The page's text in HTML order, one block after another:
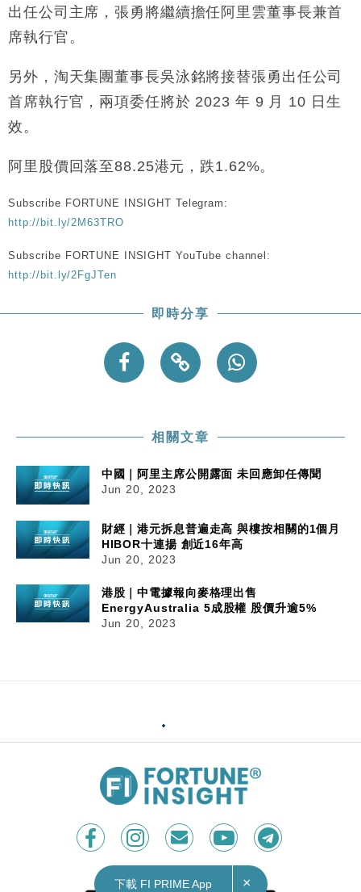
18:31
財經｜華僑銀行上半年淨利創新高 中期息增15%至
47仙
17:33
財經｜滙豐上調香港今年GDP預測至4.5% 看好貿易
16:47
本地｜假冒內地執法人員要求交「保證金」 43歲女子
損失近6900萬元
16:05
15:47
財經｜恒隆10月換帥 玩具「反」斗城亞洲CEO蔡德
15:11
財經｜韓股反覆波動收跌 連挫7周創逾3年最長跌勢
13:44
差達1125億美元
財經｜SA售股自救後再出手 斥4億美元押注未上市公
出任公司主席，張勇將繼續擔任阿里雲董事長兼首
席執行官。
另外，淘天集團董事長吳泳銘將接替張勇出任公司
首席執行官，兩項委任將於 2023 年 9 月 10 日生
效。
阿里股價回落至88.25港元，跌1.62%。
Subscribe FORTUNE INSIGHT Telegram:
http://bit.ly/2M63TRO
Subscribe FORTUNE INSIGHT YouTube channel:
http://bit.ly/2FgJTen
即時分享
相關文章
中國｜阿里主席公開露面 未回應卸任傳聞
Jun 20, 2023
財經｜港元拆息普遍走高 與樓按相關的1個月
HIBOR十連揚 創近16年高
Jun 20, 2023
港股｜中電據報向麥格理出售
EnergyAustralia 5成股權 股價升逾5%
Jun 20, 2023
下載 FI PRIME App ×